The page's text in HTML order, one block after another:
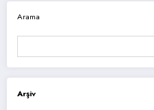
Arama
Arşiv